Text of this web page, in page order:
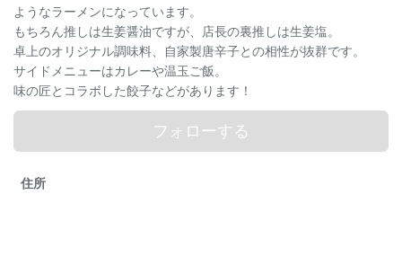
ようなラーメンになっています。
もちろん推しは生姜醤油ですが、店長の裏推しは生姜塩。
卓上のオリジナル調味料、自家製唐辛子との相性が抜群です。
サイドメニューはカレーや温玉ご飯。
味の匠とコラボした餃子などがあります！
フォローする
住所